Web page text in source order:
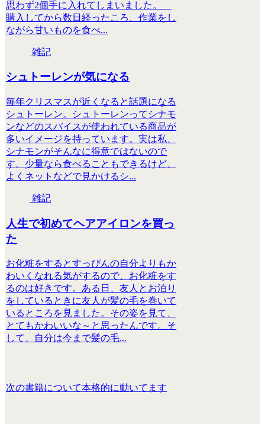
思わず2個手に入れてしまいました。
購入してから数日経ったころ、作業をし
ながら甘いものを食べ...
雑記
シュトーレンが気になる
毎年クリスマスが近くなると話題になる
シュトーレン。シュトーレンってシナモ
ンなどのスパイスが使われている商品が
多いイメージを持っています。実は私、
シナモンがそんなに得意ではないので
す。少量なら食べることもできるけど、
よくネットなどで見かけるシ...
雑記
人生で初めてヘアアイロンを買っ
た
お化粧をするとすっぴんの自分よりもか
わいくなれる気がするので、お化粧をす
るのは好きです。ある日、友人とお泊り
をしているときに友人が髪の毛を巻いて
いるところを見ました。その姿を見て、
とてもかわいいな～と思ったんです。そ
して、自分は今まで髪の毛...
次の書籍について本格的に動いてます